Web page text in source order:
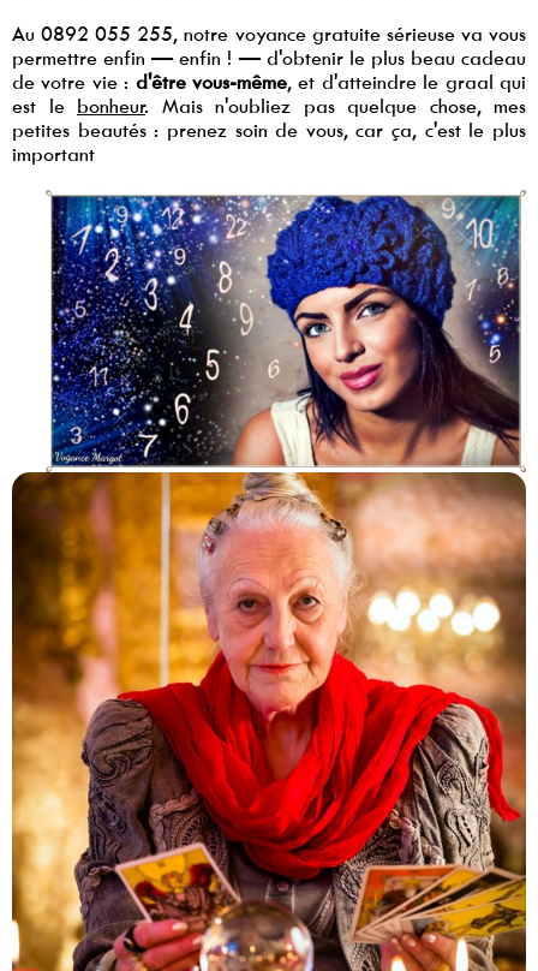
Au 0892 055 255, notre voyance gratuite sérieuse va vous
permettre enfin — enfin ! — d'obtenir le plus beau cadeau
de votre vie : d'être vous-même, et d'atteindre le graal qui
est le bonheur. Mais n'oubliez pas quelque chose, mes
petites beautés : prenez soin de vous, car ça, c'est le plus
important